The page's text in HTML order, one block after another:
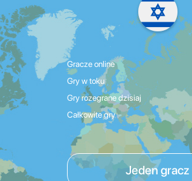
Gracze online
Gry w toku
Gry rozegrane dzisiaj
Całkowite gry
Jeden gracz